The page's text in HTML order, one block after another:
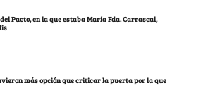
Pacto, en la que estaba María Fda. Carrascal,
más opción que criticar la puerta por la que